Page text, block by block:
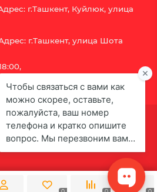
г.Ташкент, Куйлюк, улица
г.Ташкент, улица Шота
с 9:00 до 16:00,